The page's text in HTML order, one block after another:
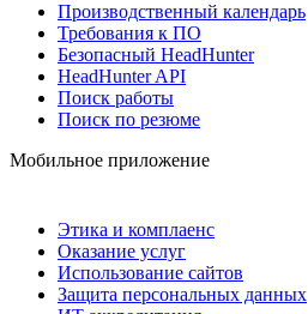
Производственный календарь
Требования к ПО
Безопасный HeadHunter
HeadHunter API
Поиск работы
Поиск по резюме
Мобильное приложение
Этика и комплаенс
Оказание услуг
Использование сайтов
Защита персональных данных